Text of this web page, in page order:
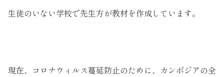
生徒のいない学校で先生方が教材を作成しています。
現在、コロナウィルス蔓延防止のために、カンボジアの全